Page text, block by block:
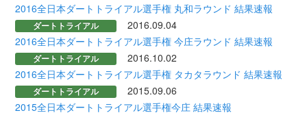
2016全日本ダートトライアル選手権 丸和ラウンド 結果速報
ダートトライアル
2016.09.04
2016全日本ダートトライアル選手権 今庄ラウンド 結果速報
ダートトライアル
2016.10.02
2016全日本ダートトライアル選手権 タカタラウンド 結果速報
ダートトライアル
2015.09.06
2015全日本ダートトライアル選手権今庄 結果速報